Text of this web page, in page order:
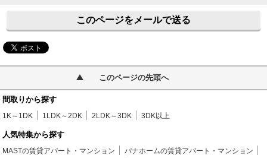
このページをメールで送る
このページの先頭へ
間取りから探す
1K～1DK 1LDK～2DK 2LDK～3DK 3DK以上
人気特集から探す
MASTの賃貸アパート・マンション
パナホームの賃貸アパート・マンション